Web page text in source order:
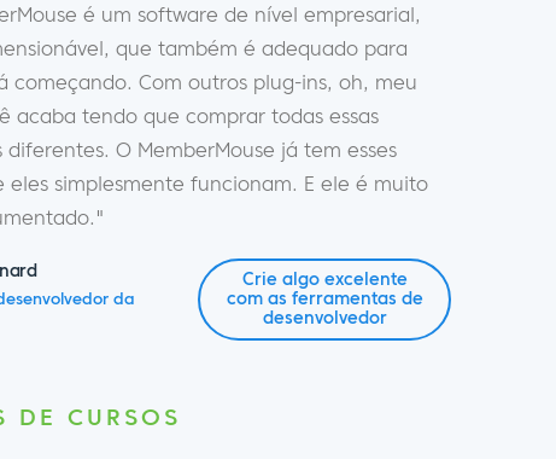
é um software de nível empresarial,
que também é adequado para
começando. Com outros plug-ins, oh, meu
acaba tendo que comprar todas essas
diferentes. O MemberMouse já tem esses
eles simplesmente funcionam. E ele é muito
da
Crie algo excelente
com as ferramentas de
desenvolvedor
DE CURSOS